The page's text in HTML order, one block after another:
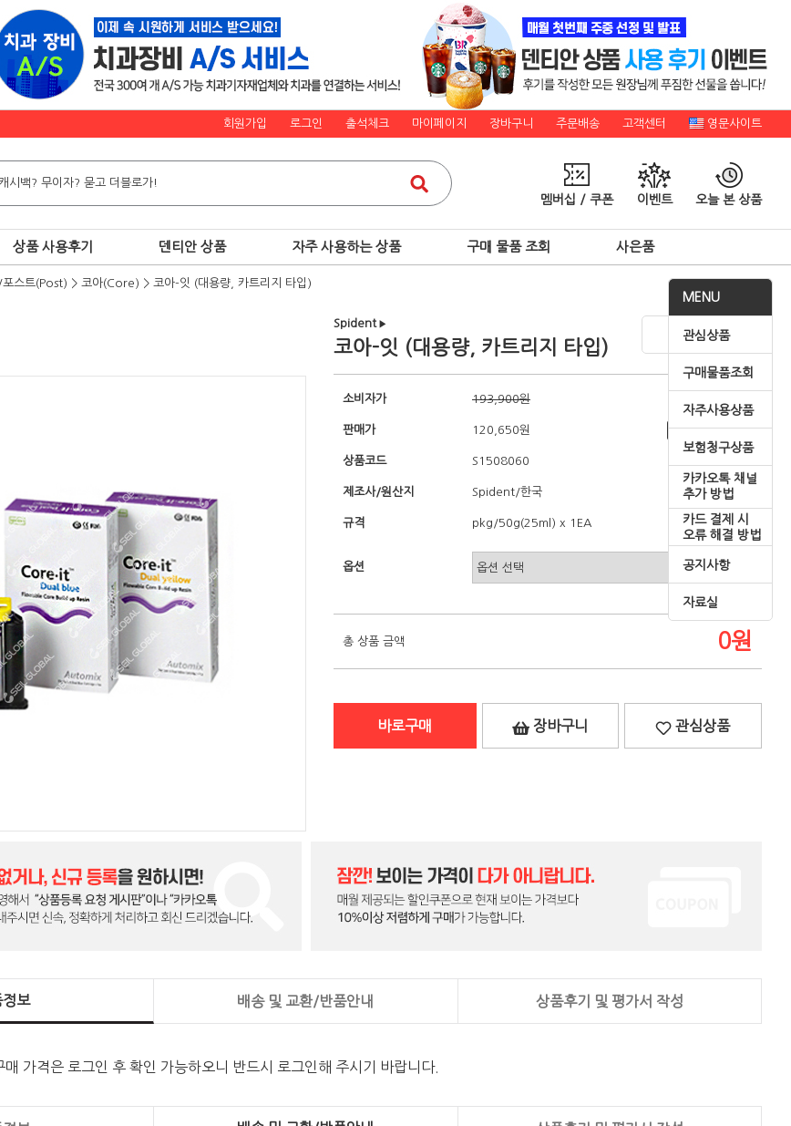
회원가입 로그인 출석체크 마이페이지 장바구니 주문배송 고객센터 영문사이트
멤버십 / 쿠폰 이벤트 오늘 본 상품
상품 사용후기 덴티안 상품 자주 사용하는 상품 구매 물품 조회 사은품
MENU
관심상품
구매물품조회
자주사용상품
보험청구상품
카카오톡 채널
추가 방법
카드 결제 시
오류 해결 방법
공지사항
자료실
스트(Post) > 코아(Core) > 코아-잇 (대용량, 카트리지 타입)
Spident ▶
코아-잇 (대용량, 카트리지 타입)
소비자가 193,900원
판매가 120,650원 쇼핑혜택
상품코드 S1508060
제조사/원산지 Spident/한국
규격 pkg/50g(25ml) x 1EA
옵션
총 상품 금액 0원
바로구매 장바구니 관심상품
보 배송 및 교환/반품안내 상품후기 및 평가서 작성
가격은 로그인 후 확인 가능하오니 반드시 로그인해 주시기 바랍니다.